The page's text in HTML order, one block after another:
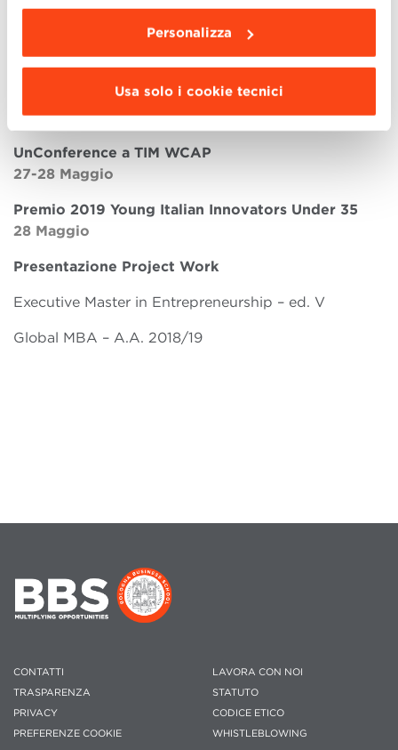
Personalizza
Usa solo i cookie tecnici
‘The Future of Conducting and Publishing Research
in Entrepreneurship, Innovation Management and
24 Maggio
UnConference a TIM WCAP
27-28 Maggio
Premio 2019 Young Italian Innovators Under 35
28 Maggio
Presentazione Project Work
Executive Master in Entrepreneurship – ed. V
Global MBA – A.A. 2018/19
CONTATTI
TRASPARENZA
PRIVACY
PREFERENZE COOKIE
LAVORA CON NOI
STATUTO
CODICE ETICO
WHISTLEBLOWING